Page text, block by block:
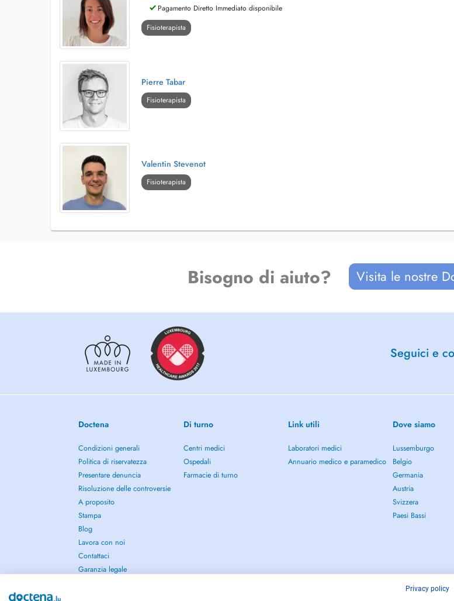
Pagamento Diretto Immediato disponibile
Fisioterapista
Pierre Tabar
Fisioterapista
Valentin Stevenot
Fisioterapista
Bisogno di aiuto? Visita le nostre
Seguici e
Doctena
Condizioni generali
Politica di riservatezza
Presentare denuncia
Risoluzione delle controversie
A proposito
Stampa
Blog
Lavora con noi
Contattaci
Garanzia legale
Di turno
Centri medici
Ospedali
Farmacie di turno
Link utili
Laboratori medici
Annuario medico e paramedico
Dove siamo
Lussemburgo
Belgio
Germania
Austria
Svizzera
Paesi Bassi
Privacy policy